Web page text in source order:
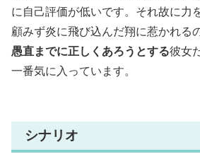
に自己評価が低いです。それ故に力
顧みず炎に飛び込んだ翔に惹かれる
愚直までに正しくあろうとする彼女
一番気に入っています。
シナリオ